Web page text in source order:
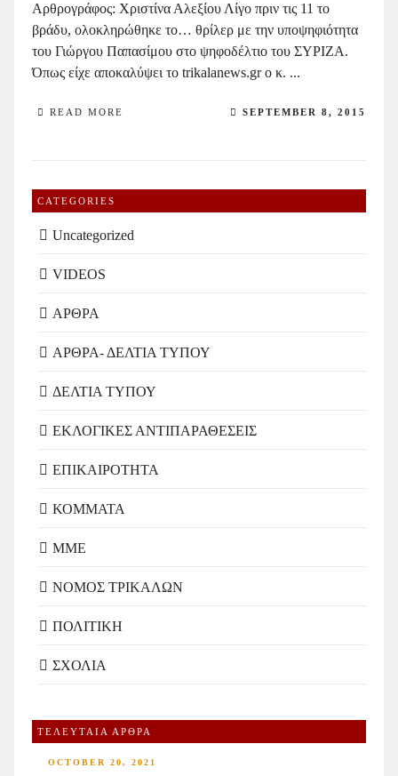
Αρθρογράφος: Χριστίνα Αλεξίου Λίγο πριν τις 11 το
βράδυ, ολοκληρώθηκε το… θρίλερ με την υποψηφιότητα
του Γιώργου Παπασίμου στο ψηφοδέλτιο του ΣΥΡΙΖΑ.
Όπως είχε αποκαλύψει το trikalanews.gr ο κ. ...
READ MORE SEPTEMBER 8, 2015
CATEGORIES
Uncategorized
VIDEOS
ΑΡΘΡΑ
ΑΡΘΡΑ- ΔΕΛΤΙΑ ΤΥΠΟΥ
ΔΕΛΤΙΑ ΤΥΠΟΥ
ΕΚΛΟΓΙΚΕΣ ΑΝΤΙΠΑΡΑΘΕΣΕΙΣ
ΕΠΙΚΑΙΡΟΤΗΤΑ
ΚΟΜΜΑΤΑ
ΜΜΕ
ΝΟΜΟΣ ΤΡΙΚΑΛΩΝ
ΠΟΛΙΤΙΚΗ
ΣΧΟΛΙΑ
ΤΕΛΕΥΤΑΙΑ ΑΡΘΡΑ
OCTOBER 20, 2021